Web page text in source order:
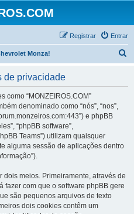
Entrar
Registrar
Monza!
de privacidade
como “MONZEIROS.COM”
denominado como “nós”, “nos”,
e phpBB
“phpBB software”,
Teams”) utilizam quaisquer
alguma sessão de aplicações dentro
meios. Primeiramente, através de
fazer com que o software phpBB gere
são pequenos arquivos de texto
dois cookies contêm um